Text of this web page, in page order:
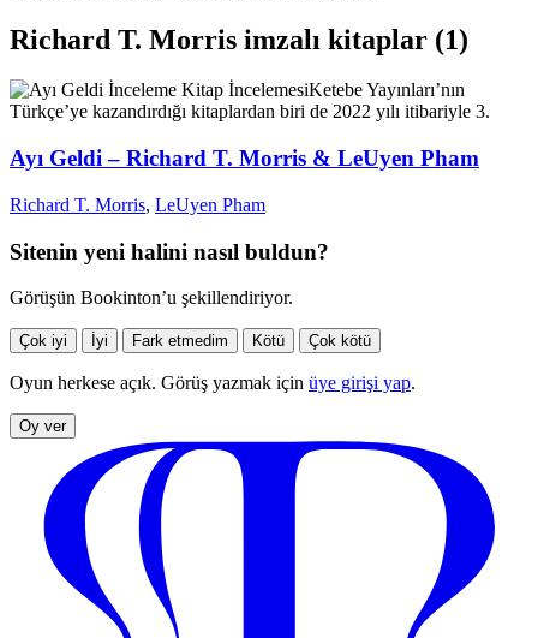
Richard T. Morris imzalı kitaplar (1)
İnceleme Kitap İncelemesiKetebe Yayınları’nın
Türkçe’ye kazandırdığı kitaplardan biri de 2022 yılı itibariyle 3.
Ayı Geldi – Richard T. Morris & LeUyen Pham
Richard T. Morris, LeUyen Pham
Sitenin yeni halini nasıl buldun?
Görüşün Bookinton’u şekillendiriyor.
Çok iyi İyi Fark etmedim Kötü Çok kötü
Oyun herkese açık. Görüş yazmak için üye girişi yap.
Oy ver